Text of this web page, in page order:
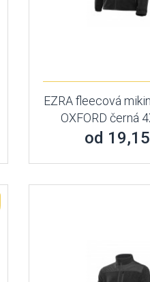
EZRA fleecová
OXFORD černá
od